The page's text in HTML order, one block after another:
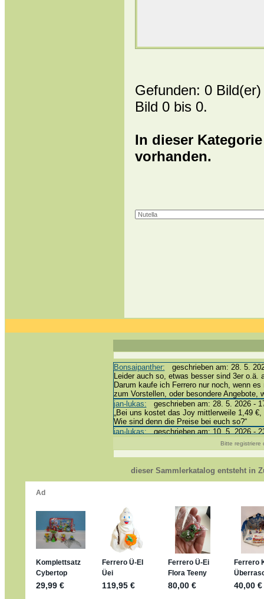
Gefunden: 0
Bild 0 bis 0.
In dieser
vorhanden.
Bonsaipanther: geschrieben am: 28. 5.
Leider auch so, etwas besser sind 3er o.ä.
Darum kaufe ich Ferrero nur noch, wenn
zum Vorstellen, oder besondere Angebote,
jan-lukas: geschrieben am: 28. 5. 2026 -
„Bei uns kostet das Joy mittlerweile 1,49
Wie sind denn die Preise bei euch so?“
jan-lukas:geschrieben am: 10. 5. 2026 -
Bonsaipanther:geschrieben am: 10. 5.
@ Harald
https://www.ue-ei-portal-
Dein Enkel sollte zur Strafe die nächsten
Für die Figuren VC307, 310, 318 und 326
mein Enkel hat die leider weggeworfen
jan-lukas:
geschrieben am: 29. 4. 2026 -
https://www.ferrero-
sammelspass.de/einladung/
jan-lukas:
geschrieben am: 28. 4. 2026 -
stimmt, jetzt fällt es mir auch ein
geschrieben am: 28. 4.
So habe ich das in Erinnerung ... oder?
Bitte registriere
dieser Sammlerkatalog entsteht in